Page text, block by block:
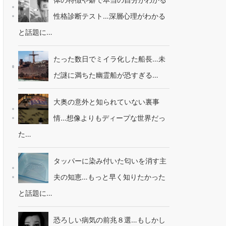
性格診断テスト…深層心理がわかる
と話題に…
たった数日でミイラ化した船長…未
だ謎に満ちた幽霊船が恐すぎる…
大奥の意外と知られていない裏事
情…想像よりもディープな世界だっ
た…
タッパーに染み付いた匂いを消す主
夫の知恵…もっと早く知りたかった
と話題に…
恐ろしい病気の前兆８選…もしかし